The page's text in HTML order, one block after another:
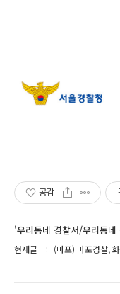
공감
'우리동네 경찰서/우리동
현재글 (마포) 마포경찰,